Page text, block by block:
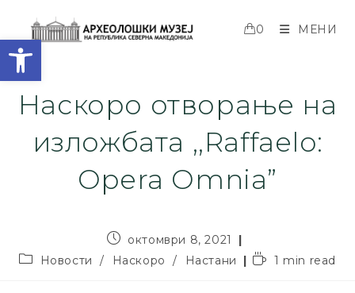
Open toolbar
0 МЕНИ
Наскоро отворање на
изложбата ,,Raffaelo:
Opera Omnia”
октомври 8, 2021
Новости
/ Наскоро / Настани 1 min read